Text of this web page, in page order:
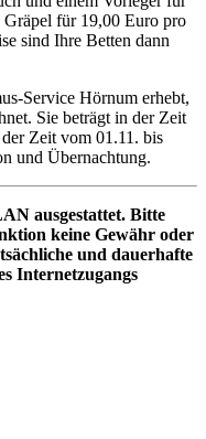
für 19,00 Euro pro
sind Ihre Betten dann
Service Hörnum erhebt,
Sie beträgt in der Zeit
Zeit vom 01.11. bis
und Übernachtung.
ausgestattet. Bitte
keine Gewähr oder
und dauerhafte
Internetzugangs